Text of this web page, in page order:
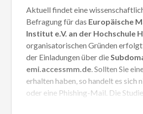
Aktuell findet eine
Befragung für das Europäische
Institut e.V. an der Hochschule
organisatorischen Gründen
der Einladungen über die
emi.accessmm.de. Sollten Sie
erhalten haben, so handelt es sich
oder eine Phishing-Mail. Die